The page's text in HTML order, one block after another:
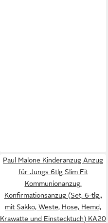
Paul Malone Kinderanzug Anzug
für Jungs 6tlg Slim Fit
Kommunionanzug,
Konfirmationsanzug (Set, 6-tlg.,
mit Sakko, Weste, Hose, Hemd,
Krawatte und Einstecktuch) KA20